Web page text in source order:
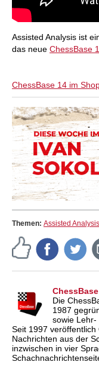
Assisted Analysis ist
das neue ChessBase
ChessBase 14 im
Themen: Assisted Analysis
ChessBase
Die
1987
sowie Lehr-
Seit 1997
Nachrichten aus der
inzwischen in vier